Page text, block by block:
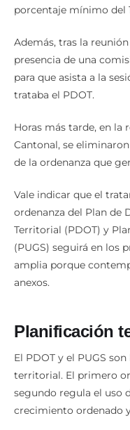
porcentaje mínimo del
Además, tras la
presencia de una
para que asista a la
trataba el PDOT.
Horas más tarde, en la
Cantonal, se
de la ordenanza que
Vale indicar que el
ordenanza del Plan de
Territorial (PDOT) y
(PUGS) seguirá en los
amplia porque
anexos.
Planificación
El PDOT y el PUGS
territorial. El primero
segundo regula el uso
crecimiento ordenado